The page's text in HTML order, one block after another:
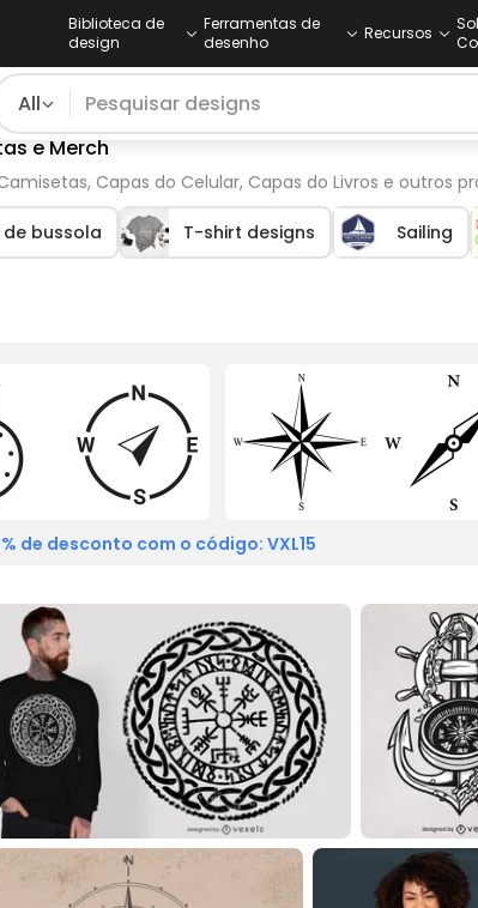
Biblioteca de
design
Ferramentas de
desenho
Recursos
All
e Merch
Capas do Celular, Capas do Livros e outros
bussola T-shirt designs Sailing
de desconto com o código: VXL15